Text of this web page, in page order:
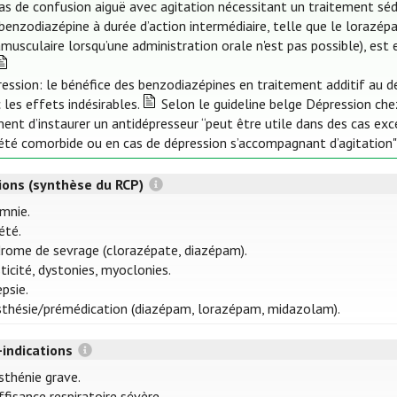
de confusion aiguë avec agitation nécessitant un traitement
à durée d’action intermédiaire, telle que le
lorsqu’une administration orale n'est pas possible), est
le bénéfice des benzodiazépines en traitement additif au
les effets indésirables.
Selon le guideline belge Dépression
d’instaurer un antidépresseur “peut être utile dans des cas
comorbide ou en cas de dépression s’accompagnant
(synthèse du RCP)
de sevrage (clorazépate, diazépam).
dystonies, myoclonies.
prémédication (diazépam, lorazépam, midazolam).
grave.